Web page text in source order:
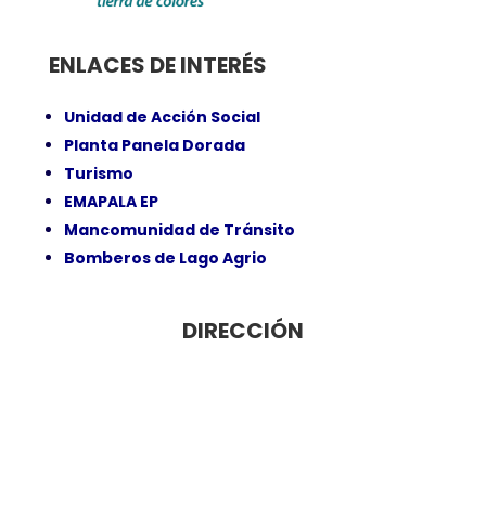
ENLACES DE INTERÉS
Unidad de Acción Social
Planta Panela Dorada
Turismo
EMAPALA EP
Mancomunidad de Tránsito
Bomberos de Lago Agrio
DIRECCIÓN